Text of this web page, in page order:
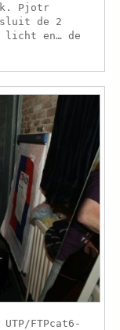
Pjotr
de 2
licht en… de
FTPcat6-